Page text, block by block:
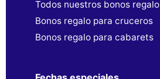
Todos nuestros bonos regalo
Bonos regalo para cruceros
Bonos regalo para cabarets